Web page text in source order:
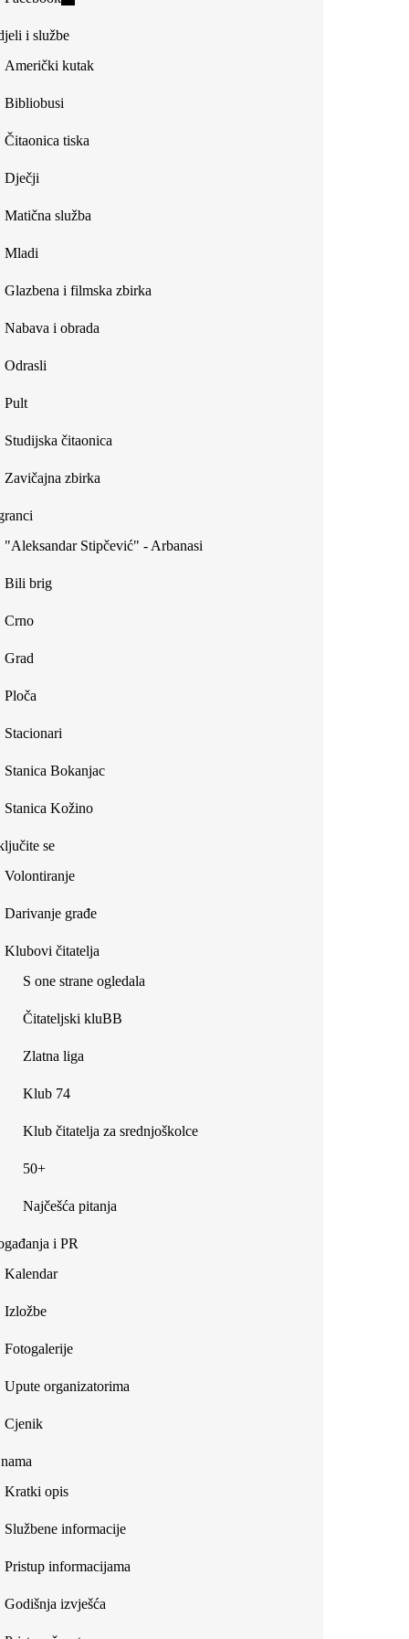
external)
external)
i službe
Američki kutak
Bibliobusi
Čitaonica tiska
Dječji
Matična služba
Mladi
Glazbena i filmska zbirka
Nabava i obrada
Odrasli
Pult
Studijska čitaonica
Zavičajna zbirka
"Aleksandar Stipčević" - Arbanasi
Bili brig
Crno
Grad
Ploča
Stacionari
Stanica Bokanjac
Stanica Kožino
se
Volontiranje
Darivanje građe
Klubovi čitatelja
S one strane ogledala
Čitateljski kluBB
Zlatna liga
Klub 74
Klub čitatelja za srednjoškolce
50+
Najčešća pitanja
i PR
Kalendar
Izložbe
Fotogalerije
Upute organizatorima
Cjenik
Kratki opis
Službene informacije
Pristup informacijama
Godišnja izvješća